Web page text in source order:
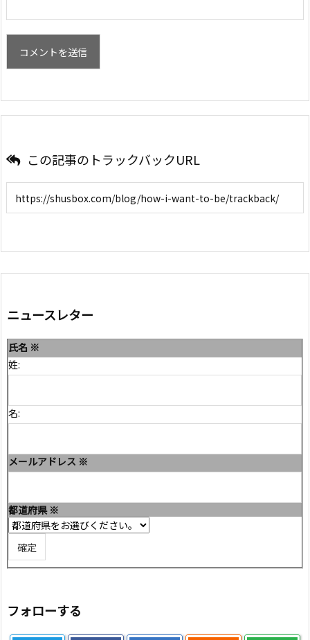
この記事のトラックバックURL
ニュースレター
氏名 ※
姓:
名:
メールアドレス ※
都道府県 ※
フォローする